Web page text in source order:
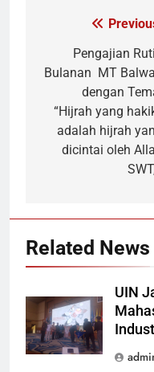
Navigasi
Pengajian
Bulanan MT
dengan
“Hijrah yang
adalah hijrah
dicintai oleh
Related News
UIN